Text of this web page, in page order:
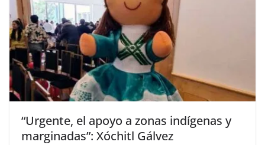
“Urgente, el apoyo a zonas indígenas y
marginadas”: Xóchitl Gálvez